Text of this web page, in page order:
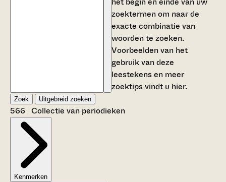
zoektermen om naar de
exacte combinatie van
woorden te zoeken.
Voorbeelden van het
gebruik van deze
leestekens en meer
zoektips vindt u hier.
Zoek Uitgebreid zoeken
566 Collectie van periodieken
Kenmerken